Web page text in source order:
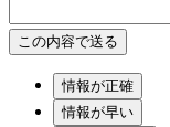
情報が正確
情報が早い